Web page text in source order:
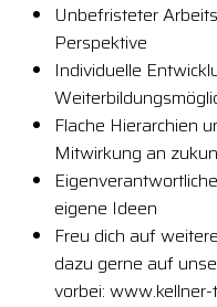
Unbefristeter
Perspektive
Individuelle
Flache Hierarchien
Mitwirkung an
eigene Ideen
Freu dich auf
dazu gerne auf
vorbei: